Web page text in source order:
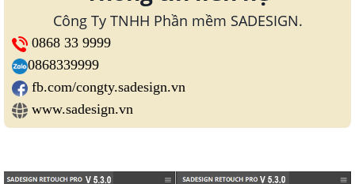
Công Ty TNHH Phần mềm SADESIGN.
0868 33 9999
0868339999
fb.com/congty.sadesign.vn
www.sadesign.vn